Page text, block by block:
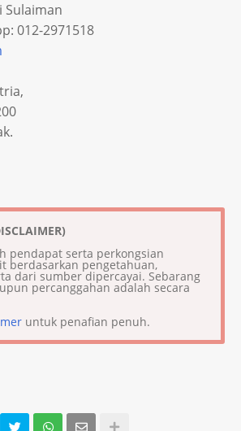
Sulaiman
012-2971518
pendapat serta perkongsian
berdasarkan pengetahuan,
dari sumber dipercayai. Sebarang
percanggahan adalah secara
untuk penafian penuh.